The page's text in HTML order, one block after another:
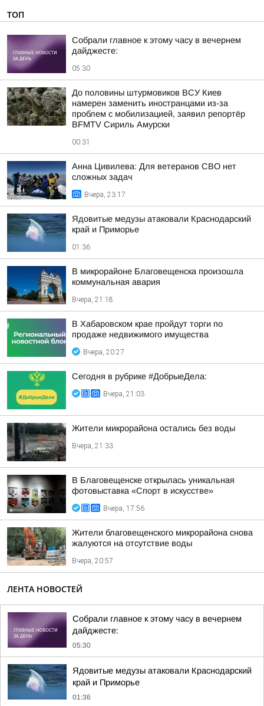
ТОП
Собрали главное к этому часу в вечернем
дайджесте:
05:30
До половины штурмовиков ВСУ Киев
намерен заменить иностранцами из-за
проблем с мобилизацией, заявил репортёр
BFMTV Сириль Амурски
00:31
Анна Цивилева: Для ветеранов СВО нет
сложных задач
Вчера, 23:17
Ядовитые медузы атаковали Краснодарский
край и Приморье
01:36
В микрорайоне Благовещенска произошла
коммунальная авария
Вчера, 21:18
В Хабаровском крае пройдут торги по
продаже недвижимого имущества
Вчера, 20:27
Сегодня в рубрике #ДобрыеДела:
Вчера, 21:03
Жители микрорайона остались без воды
Вчера, 21:33
В Благовещенске открылась уникальная
фотовыставка «Спорт в искусстве»
Вчера, 17:56
Жители благовещенского микрорайона снова
жалуются на отсутствие воды
Вчера, 20:57
ЛЕНТА НОВОСТЕЙ
Собрали главное к этому часу в вечернем
дайджесте:
05:30
Ядовитые медузы атаковали Краснодарский
край и Приморье
01:36